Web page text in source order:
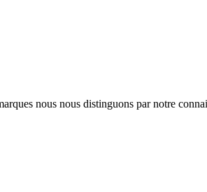
nous nous distinguons par notre